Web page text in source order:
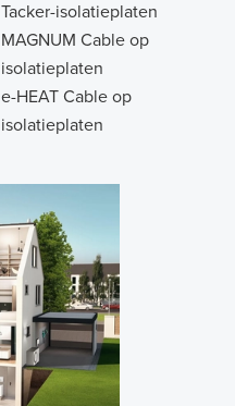
Tacker-isolatieplaten
MAGNUM Cable op
isolatieplaten
e-HEAT Cable op
isolatieplaten